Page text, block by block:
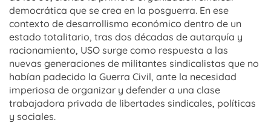
democrática que se crea en la posguerra. En ese
contexto de desarrollismo económico dentro de un
estado totalitario, tras dos décadas de autarquía y
racionamiento, USO surge como respuesta a las
nuevas generaciones de militantes sindicalistas que no
habían padecido la Guerra Civil, ante la necesidad
imperiosa de organizar y defender a una clase
trabajadora privada de libertades sindicales, políticas
y sociales.